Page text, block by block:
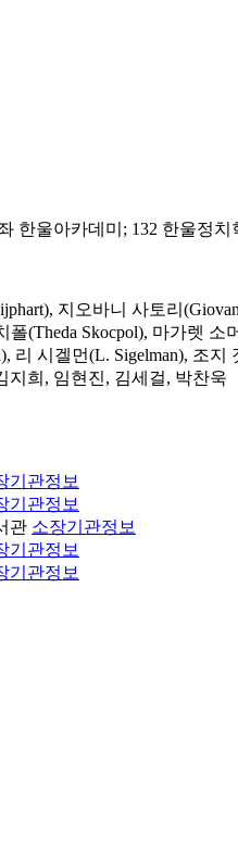
한울아카데미; 132 한울정치
지오바니 사토리
폴(Theda Skocpol), 마가렛
리 시겔먼(L. Sigelman), 조지
지희, 임현진, 김세걸, 박찬욱
기관정보
기관정보
관 소장기관정보
기관정보
기관정보